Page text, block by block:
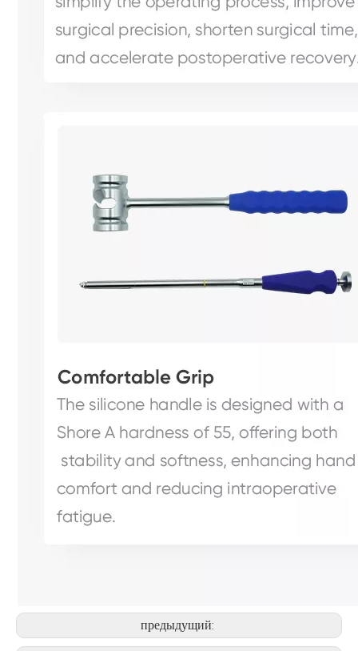
предыдущий: